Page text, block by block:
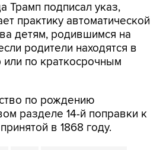
Трамп подписал указ,
практику автоматической
детям, родившимся на
родители находятся в
или по краткосрочным
по рождению
разделе 14-й поправки к
в 1868 году.